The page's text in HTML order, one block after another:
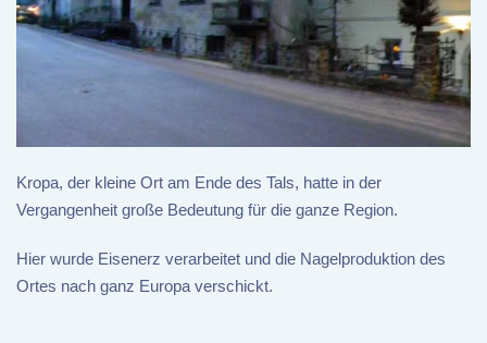
Kropa, der kleine Ort am Ende des Tals, hatte in der
Vergangenheit große Bedeutung für die ganze Region.
Hier wurde Eisenerz verarbeitet und die Nagelproduktion des
Ortes nach ganz Europa verschickt.